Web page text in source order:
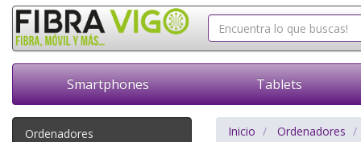
Smartphones Tablets
Ordenadores Inicio Ordenadores